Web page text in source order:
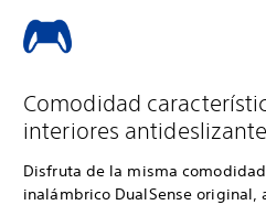
Comodidad
interiores
Disfruta de la misma
inalámbrico DualSense original,